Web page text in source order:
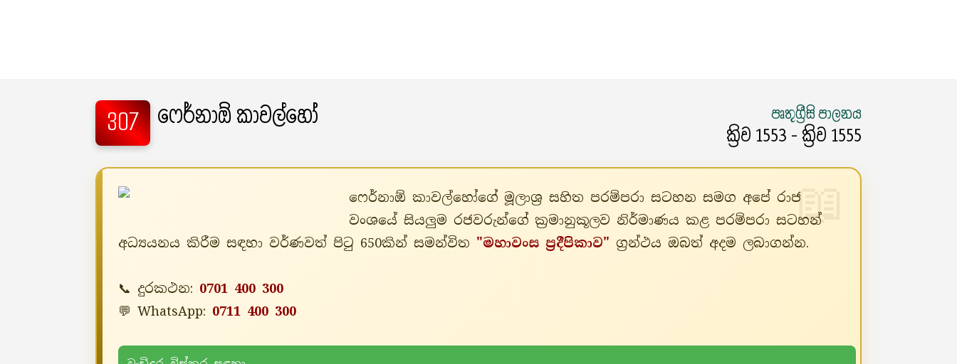
307 ෆෙර්නාඕ කාවල්හෝ පෘතුග්‍රීසි පාලනය
ක්‍රිව 1553 - ක්‍රිව 1555
ෆෙර්නාඕ කාවල්හෝගේ මූලාශ්‍ර සහිත පරම්පරා සටහන සමග අපේ රාජ
වංශයේ සියලුම රජවරුන්ගේ ක්‍රමානුකූලව නිර්මාණය කළ පරම්පරා සටහන්
අධ්‍යයනය කිරීම සඳහා වර්ණවත් පිටු 650කින් සමන්විත "මහාවංස ප්‍රදීපිකාව" ග්‍රන්ථය ඔබත් අදම ලබාගන්න.
📞 දුරකථන: 0701 400 300
💬 WhatsApp: 0711 400 300